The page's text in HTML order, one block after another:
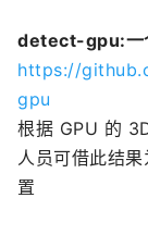
detect-gpu:一
https://
gpu
根据 GPU 的
人员可借此结
置